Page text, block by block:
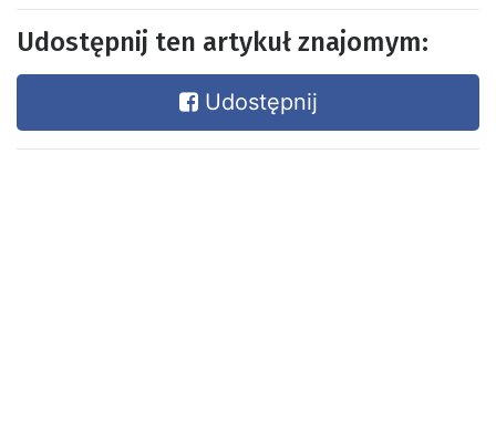
Udostępnij ten artykuł znajomym:
Udostępnij